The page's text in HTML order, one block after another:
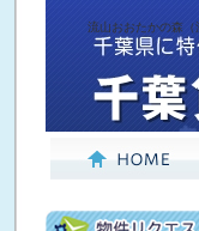
流山おおたかの森（